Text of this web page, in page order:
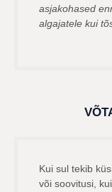
asjakohased
algajatele kui
Kui sul tekib
või soovitusi,